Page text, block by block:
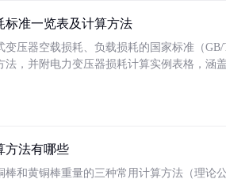
标准一览表及计算方法
变压器空载损耗、负载损耗的国家标准（
法，并附电力变压器损耗计算实例表格，涵
方法有哪些
棒和黄铜棒重量的三种常用计算方法（理论